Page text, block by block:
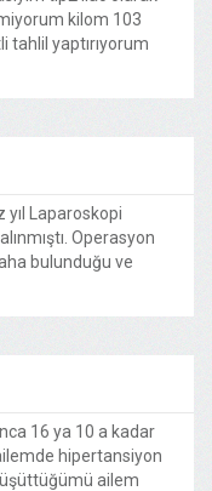
kilom 103
tahlil yaptırıyorum
yıl Laparoskopi
Operasyon
bulunduğu ve
16 ya 10 a kadar
hipertansiyon
ailem